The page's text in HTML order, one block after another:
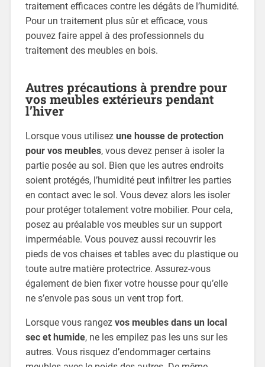
traitement efficaces contre les dégâts de l’humidité.
Pour un traitement plus sûr et efficace, vous
pouvez faire appel à des professionnels du
traitement des meubles en bois.
Autres précautions à prendre pour
vos meubles extérieurs pendant
l’hiver
Lorsque vous utilisez une housse de protection
pour vos meubles, vous devez penser à isoler la
partie posée au sol. Bien que les autres endroits
soient protégés, l’humidité peut infiltrer les parties
en contact avec le sol. Vous devez alors les isoler
pour protéger totalement votre mobilier. Pour cela,
posez au préalable vos meubles sur un support
imperméable. Vous pouvez aussi recouvrir les
pieds de vos chaises et tables avec du plastique ou
toute autre matière protectrice. Assurez-vous
également de bien fixer votre housse pour qu’elle
ne s’envole pas sous un vent trop fort.
Lorsque vous rangez vos meubles dans un local
sec et humide, ne les empilez pas les uns sur les
autres. Vous risquez d’endommager certains